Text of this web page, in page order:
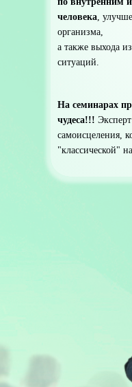
человека,
организма,
а также выхода
ситуаций.
На семинарах
чудеса!!!
самоисцеления,
"классической"